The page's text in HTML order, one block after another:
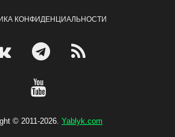
КОНФИДЕНЦИАЛЬНОСТИ
© 2011-2026. Yablyk.сom